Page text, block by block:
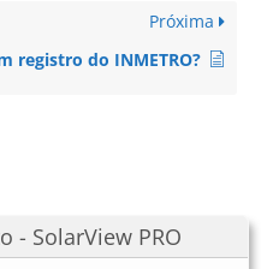
- SolarView PRO
Próxima
registro do INMETRO?